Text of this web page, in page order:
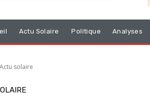
Actu Solaire Politique Analyses
Actu solaire